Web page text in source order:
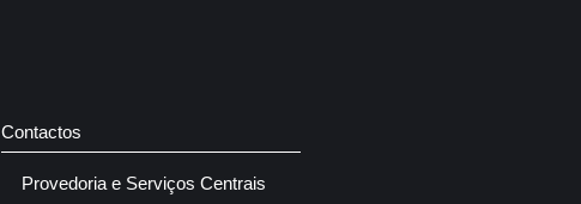
Contactos
Provedoria e Serviços Centrais